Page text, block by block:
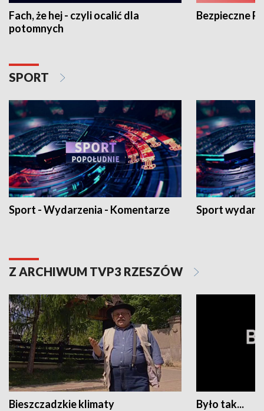
Fach, że hej - czyli ocalić dla
potomnych
Bezpieczne
SPORT
Sport - Wydarzenia - Komentarze Sport
Z ARCHIWUM TVP3 RZESZÓW
Bieszczadzkie klimaty Było tak...